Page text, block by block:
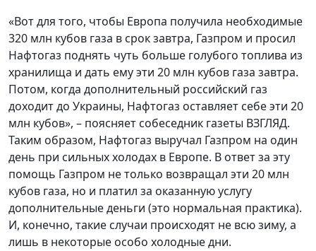
«Вот для того, чтобы Европа получила необходимые
320 млн кубов газа в срок завтра, Газпром и просил
Нафтогаз поднять чуть больше голубого топлива из
хранилища и дать ему эти 20 млн кубов газа завтра.
Потом, когда дополнительный российский газ
доходит до Украины, Нафтогаз оставляет себе эти 20
млн кубов», – поясняет собеседник газеты ВЗГЛЯД.
Таким образом, Нафтогаз выручал Газпром на один
день при сильных холодах в Европе. В ответ за эту
помощь Газпром не только возвращал эти 20 млн
кубов газа, но и платил за оказанную услугу
дополнительные деньги (это нормальная практика).
И, конечно, такие случаи происходят не всю зиму, а
лишь в некоторые особо холодные дни.